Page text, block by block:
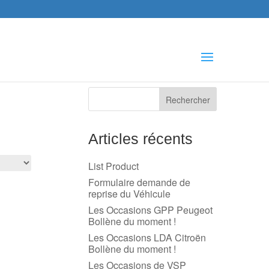
Articles récents
List Product
Formulaire demande de
reprise du Véhicule
Les Occasions GPP Peugeot
Bollène du moment !
Les Occasions LDA Citroën
Bollène du moment !
Les Occasions de VSP